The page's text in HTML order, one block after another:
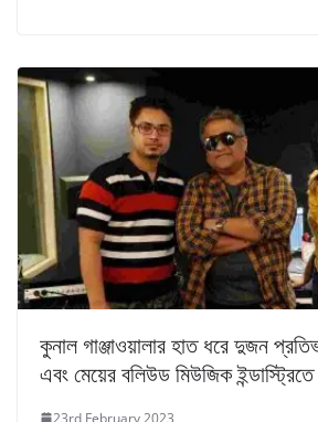
কুনাল গাঞ্জাওয়ালার হাত ধরে দুজন
এবং মেয়ের বলিউড মিউজিক
23rd February 2023